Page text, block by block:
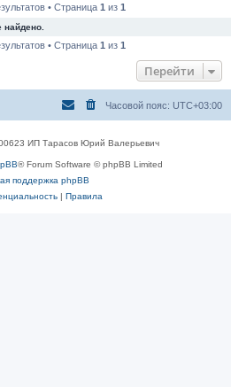
• Страница 1 из 1
• Страница 1 из 1
Перейти
Часовой пояс: UTC+03:00
ИП Тарасов Юрий Валерьевич
® Forum Software © phpBB Limited
поддержка phpBB
| Правила